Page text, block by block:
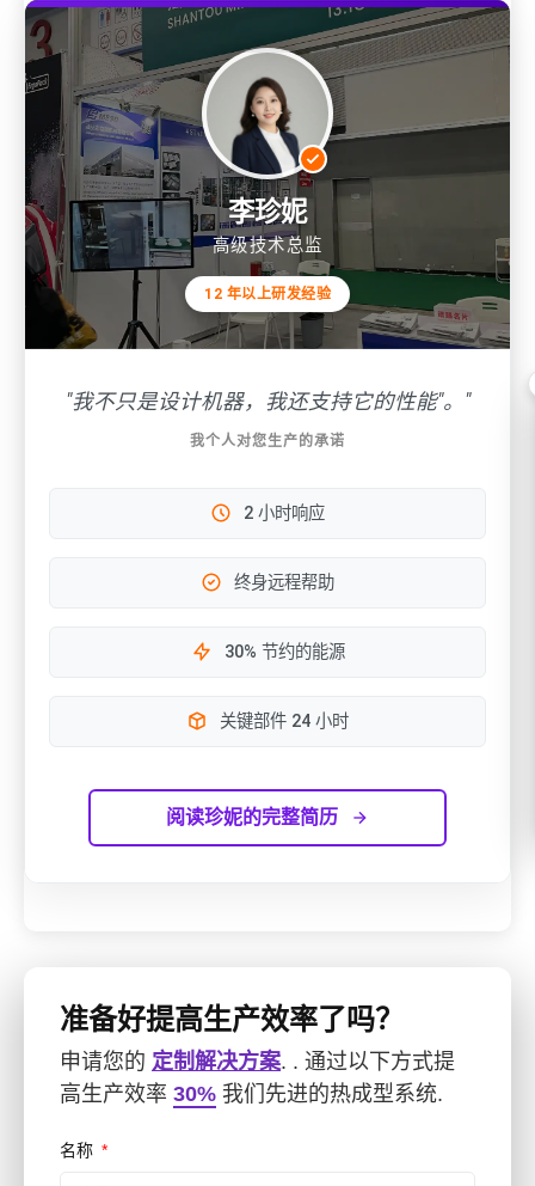
李珍妮
高级技术总监
12 年以上研发经验
"我不只是设计机器，我还支持它的性能"。"
我个人对您生产的承诺
2 小时响应
终身远程帮助
30% 节约的能源
关键部件 24 小时
阅读珍妮的完整简历
准备好提高生产效率了吗？
申请您的 定制解决方案. . 通过以下方式提
高生产效率 30% 我们先进的热成型系统.
名称